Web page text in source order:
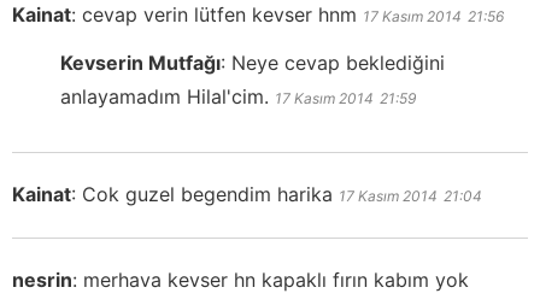
Kainat: cevap verin lütfen kevser hnm 17 Kasım 2014 21:56
Kevserin Mutfağı: Neye cevap beklediğini
anlayamadım Hilal'cim. 17 Kasım 2014 21:59
Kainat: Cok guzel begendim harika 17 Kasım 2014 21:04
nesrin: merhava kevser hn kapaklı fırın kabım yok